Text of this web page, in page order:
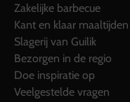
Zakelijke barbecue
Kant en klaar maaltijden
Slagerij van Guilik
Bezorgen in de regio
Doe inspiratie op
Veelgestelde vragen